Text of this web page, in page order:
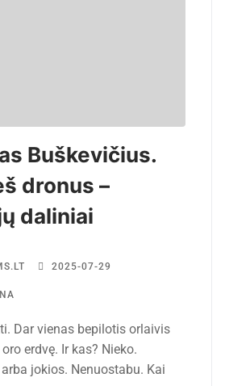
Buškevičius.
dronus –
daliniai
2025-07-29
Dar vienas bepilotis orlaivis
erdvę. Ir kas? Nieko.
jokios. Nenuostabu. Kai